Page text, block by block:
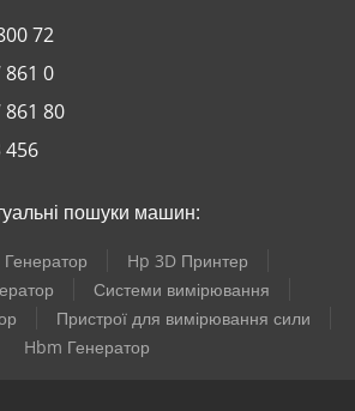
72
861 0
861 80
456
пошуки машин:
Hp 3D Принтер
Системи вимірювання
Пристрої для вимірювання сили
Hbm Генератор